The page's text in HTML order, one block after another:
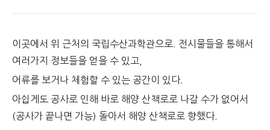
이곳에서 위 근처의 국립수산과학관으로. 전시물들을 통해서
여러가지 정보들을 얻을 수 있고,
어류를 보거나 체험할 수 있는 공간이 있다.
아쉽게도 공사로 인해 바로 해양 산책로로 나갈 수가 없어서
(공사가 끝나면 가능) 돌아서 해양 산책로로 향했다.